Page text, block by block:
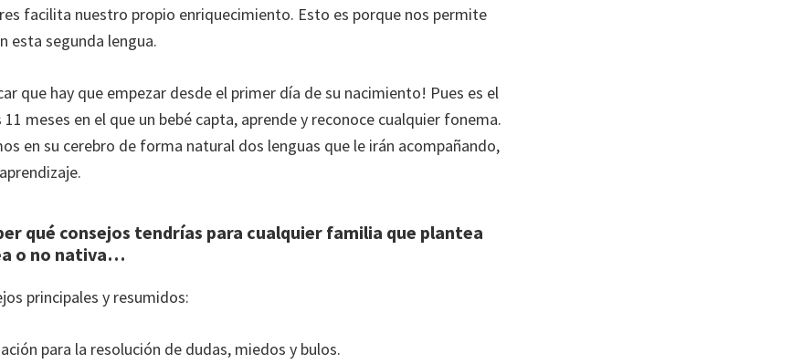
facilita nuestro propio enriquecimiento. Esto es porque nos permite
esta segunda lengua.
que hay que empezar desde el primer día de su nacimiento! Pues es el
meses en el que un bebé capta, aprende y reconoce cualquier fonema.
en su cerebro de forma natural dos lenguas que le irán acompañando,
qué consejos tendrías para cualquier familia que plantea
o no nativa…
principales y resumidos:
para la resolución de dudas, miedos y bulos.